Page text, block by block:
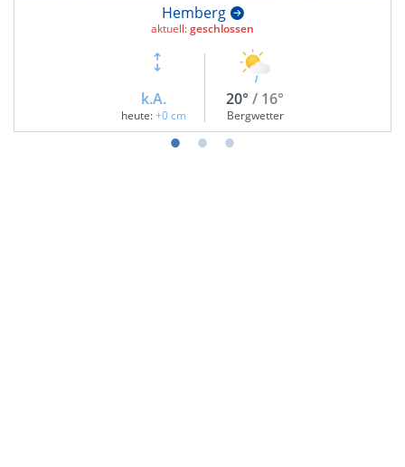
Hemberg
aktuell:geschlossen
k.A.
heute:+0 cm
20° / 16°
Bergwetter